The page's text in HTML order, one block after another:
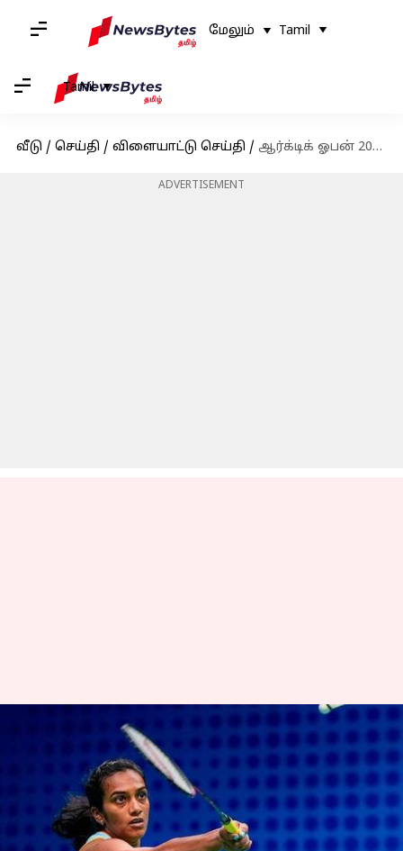
மேலும் Tamil
Tamil
வீடு / செய்தி / விளையாட்டு செய்தி / ஆர்க்டிக் ஓபன் 2023 : இந்திய பேட்மிண்டன் வீராங்கனை பிவி சிந்து இறுதிப்போட்டிக்கு முன்னேற்றம்
ADVERTISEMENT
ஆர்க்டிக் ஓபன் 2023 :
இந்திய பேட்மிண்டன்
வீராங்கனை பிவி சிந்து
இறுதிப்போட்டிக்கு
முன்னேற்றம்